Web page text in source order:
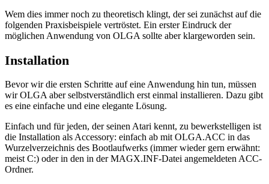
Wem dies immer noch zu theoretisch klingt, der sei zunächst auf die
folgenden Praxisbeispiele vertröstet. Ein erster Eindruck der
möglichen Anwendung von OLGA sollte aber klargeworden sein.
Installation
Bevor wir die ersten Schritte auf eine Anwendung hin tun, müssen
wir OLGA aber selbstverständlich erst einmal installieren. Dazu gibt
es eine einfache und eine elegante Lösung.
Einfach und für jeden, der seinen Atari kennt, zu bewerkstelligen ist
die Installation als Accessory: einfach ab mit OLGA.ACC in das
Wurzelverzeichnis des Bootlaufwerks (immer wieder gern erwähnt:
meist C:) oder in den in der MAGX.INF-Datei angemeldeten ACC-
Ordner.